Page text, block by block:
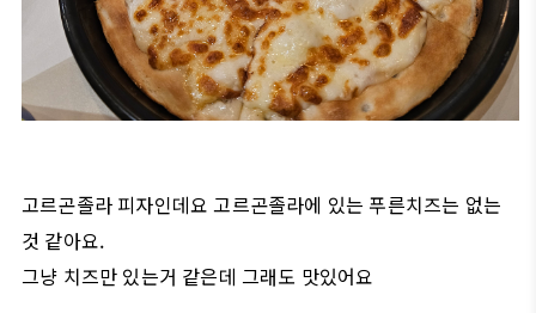
고르곤졸라 피자인데요 고르곤졸라에 있는 푸른치즈는 없는
것 같아요.
그냥 치즈만 있는거 같은데 그래도 맛있어요